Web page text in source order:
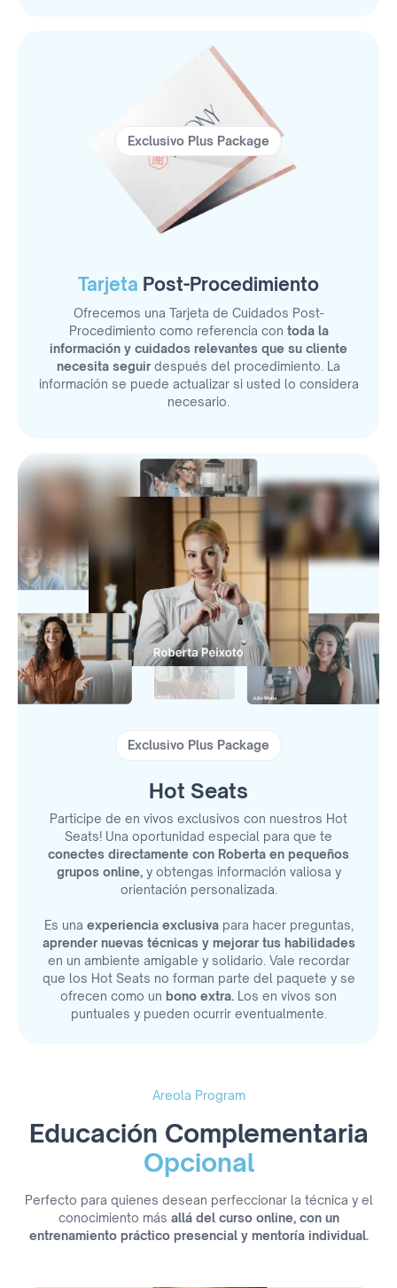
Exclusivo Plus Package
Tarjeta Post-Procedimiento
Ofrecemos una Tarjeta de Cuidados Post-
Procedimiento como referencia con toda la
información y cuidados relevantes que su cliente
necesita seguir después del procedimiento. La
información se puede actualizar si usted lo considera
necesario.
Exclusivo Plus Package
Hot Seats
Participe de en vivos exclusivos con nuestros Hot
Seats! Una oportunidad especial para que te
conectes directamente con Roberta en pequeños
grupos online,y obtengas información valiosa y
orientación personalizada.
Es una experiencia exclusivapara hacer preguntas,
aprender nuevas técnicas y mejorar tus habilidades
en un ambiente amigable y solidario. Vale recordar
que los Hot Seats no forman parte del paquete y se
ofrecen como un bono extra. Los en vivos son
puntuales y pueden ocurrir eventualmente.
Areola Program
Educación Complementaria
Opcional
Perfecto para quienes desean perfeccionar la técnica y el
conocimiento más allá del curso online, con un
entrenamiento práctico presencial y mentoría individual.